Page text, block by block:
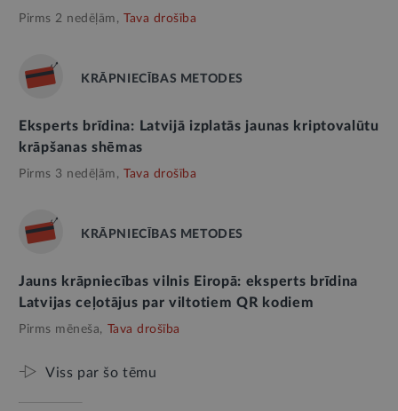
Pirms 2 nedēļām, Tava drošība
KRĀPNIECĪBAS METODES
Eksperts brīdina: Latvijā izplatās jaunas kriptovalūtu
krāpšanas shēmas
Pirms 3 nedēļām, Tava drošība
KRĀPNIECĪBAS METODES
Jauns krāpniecības vilnis Eiropā: eksperts brīdina
Latvijas ceļotājus par viltotiem QR kodiem
Pirms mēneša, Tava drošība
Viss par šo tēmu